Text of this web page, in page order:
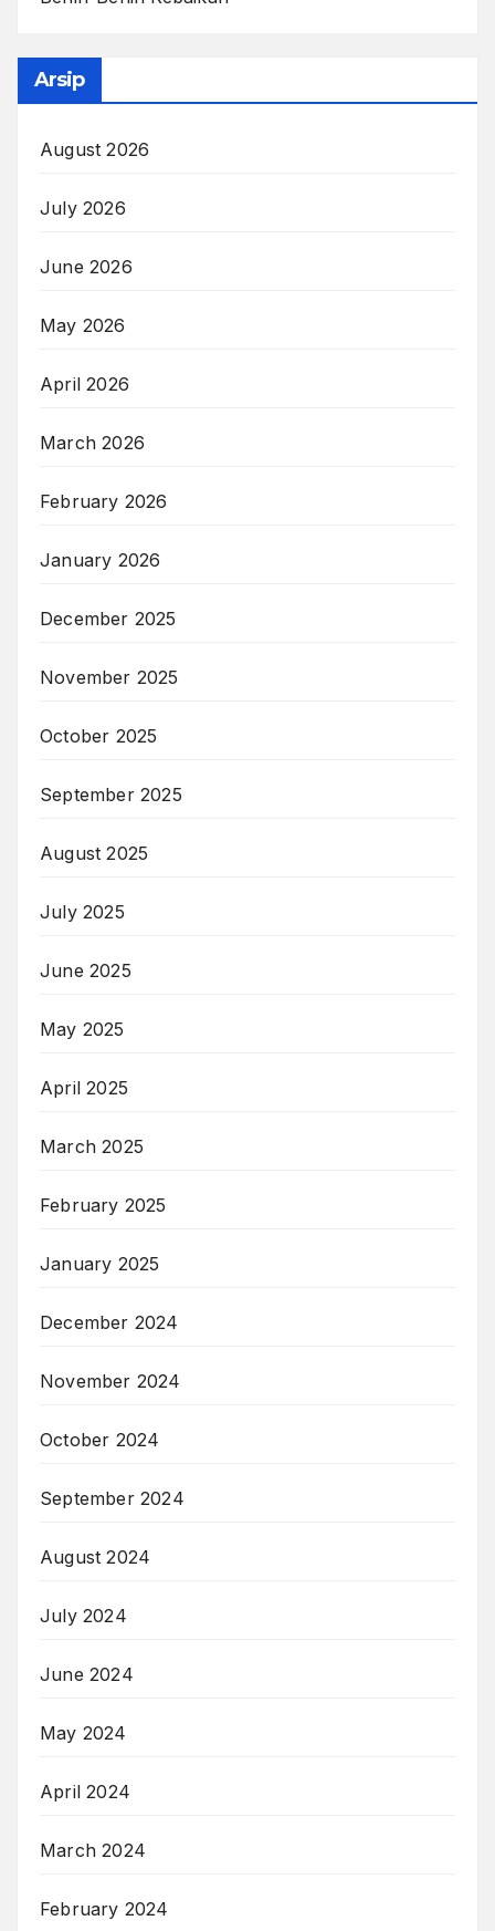
Arsip
August 2026
July 2026
June 2026
May 2026
April 2026
March 2026
February 2026
January 2026
December 2025
November 2025
October 2025
September 2025
August 2025
July 2025
June 2025
May 2025
April 2025
March 2025
February 2025
January 2025
December 2024
November 2024
October 2024
September 2024
August 2024
July 2024
June 2024
May 2024
April 2024
March 2024
February 2024